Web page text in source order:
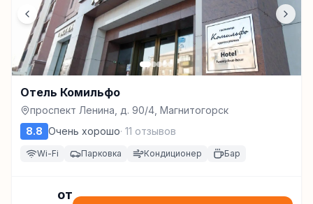
Отель Комильфо
проспект Ленина, д. 90/4, Магнитогорск
8.8 Очень хорошо· 11 отзывов
Wi-Fi Парковка Кондиционер Бар
от